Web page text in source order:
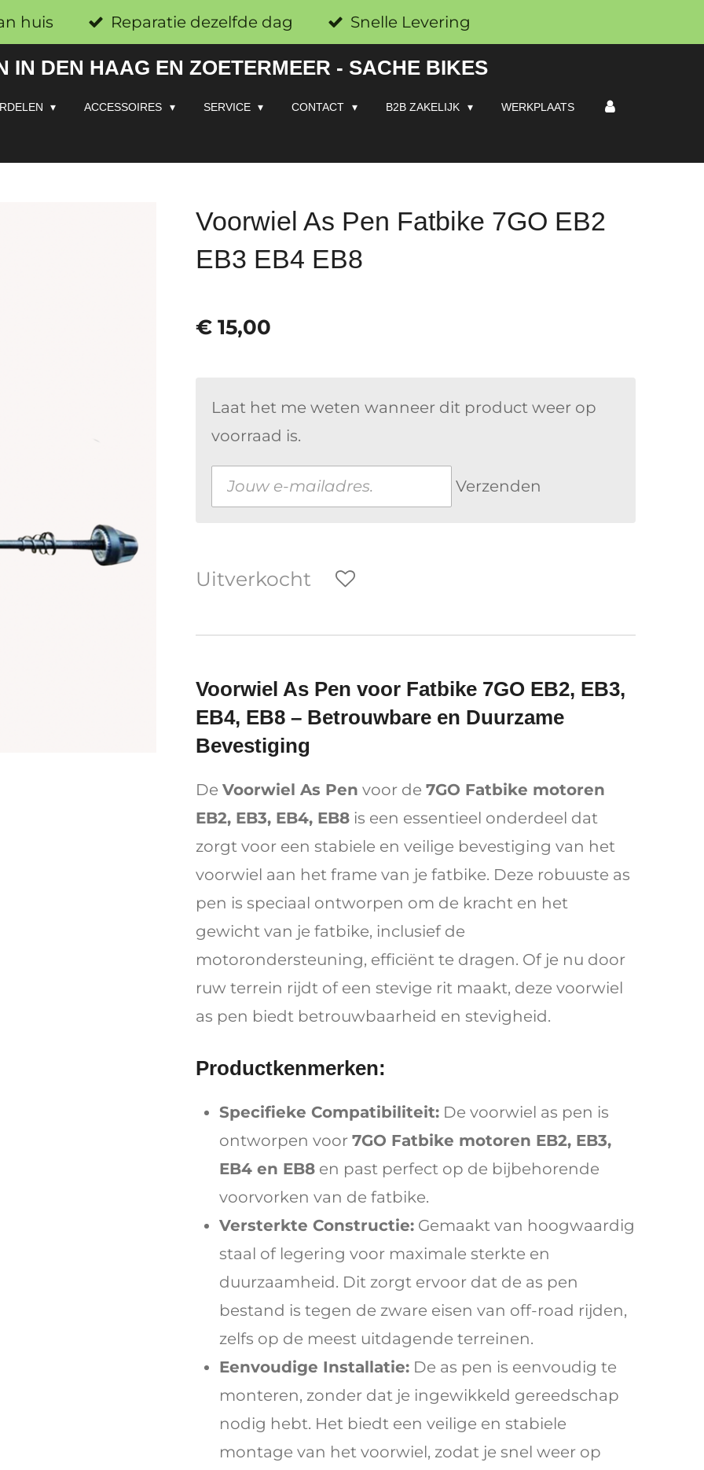
huis Reparatie dezelfde dag Snelle Levering
IN DEN HAAG EN ZOETERMEER - SACHE BIKES
ACCESSOIRES SERVICE CONTACT B2B ZAKELIJK WERKPLAATS
Voorwiel As Pen Fatbike 7GO EB2
EB3 EB4 EB8
€ 15,00
Laat het me weten wanneer dit product weer op
voorraad is.
Verzenden
Uitverkocht
Voorwiel As Pen voor Fatbike 7GO EB2, EB3,
EB4, EB8 – Betrouwbare en Duurzame
Bevestiging
De Voorwiel As Pen voor de 7GO Fatbike motoren
EB2, EB3, EB4, EB8 is een essentieel onderdeel dat
zorgt voor een stabiele en veilige bevestiging van het
voorwiel aan het frame van je fatbike. Deze robuuste as
pen is speciaal ontworpen om de kracht en het
gewicht van je fatbike, inclusief de
motorondersteuning, efficiënt te dragen. Of je nu door
ruw terrein rijdt of een stevige rit maakt, deze voorwiel
as pen biedt betrouwbaarheid en stevigheid.
Productkenmerken:
Specifieke Compatibiliteit: De voorwiel as pen is
ontworpen voor 7GO Fatbike motoren EB2, EB3,
EB4 en EB8 en past perfect op de bijbehorende
voorvorken van de fatbike.
Versterkte Constructie: Gemaakt van hoogwaardig
staal of legering voor maximale sterkte en
duurzaamheid. Dit zorgt ervoor dat de as pen
bestand is tegen de zware eisen van off-road rijden,
zelfs op de meest uitdagende terreinen.
Eenvoudige Installatie: De as pen is eenvoudig te
monteren, zonder dat je ingewikkeld gereedschap
nodig hebt. Het biedt een veilige en stabiele
montage van het voorwiel, zodat je snel weer op